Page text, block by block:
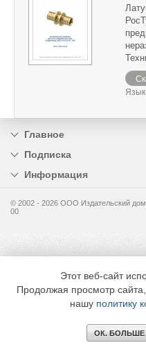
Главное
Подписка
Информация
© 2002 - 2026 OOO Издательский
00
Этот веб-сайт
Продолжая просмотр
нашу политику
ОК. БОЛЬШЕ